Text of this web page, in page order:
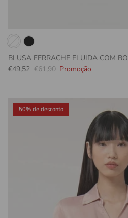
BLUSA FERRACHE FLUIDA COM
Preço promocional
€49,52 Preço normal
€61,90 Promoção
50% de desconto